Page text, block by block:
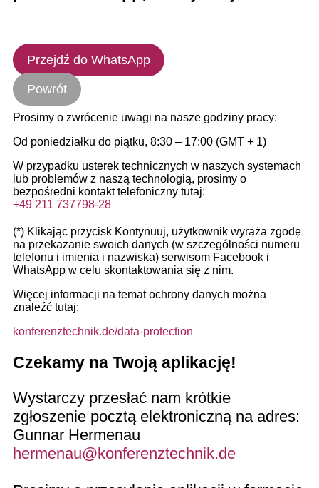
Przejdź do WhatsApp
Powrót
Prosimy o zwrócenie uwagi na nasze godziny pracy:
Od poniedziałku do piątku, 8:30 – 17:00 (GMT + 1)
W przypadku usterek technicznych w naszych systemach
lub problemów z naszą technologią, prosimy o
bezpośredni kontakt telefoniczny tutaj:
+49 211 737798-28
(*) Klikając przycisk Kontynuuj, użytkownik wyraża zgodę
na przekazanie swoich danych (w szczególności numeru
telefonu i imienia i nazwiska) serwisom Facebook i
WhatsApp w celu skontaktowania się z nim.
Więcej informacji na temat ochrony danych można
znaleźć tutaj:
konferenztechnik.de/data-protection
Czekamy na Twoją aplikację!
Wystarczy przesłać nam krótkie
zgłoszenie pocztą elektroniczną na adres:
Gunnar Hermenau
hermenau@konferenztechnik.de